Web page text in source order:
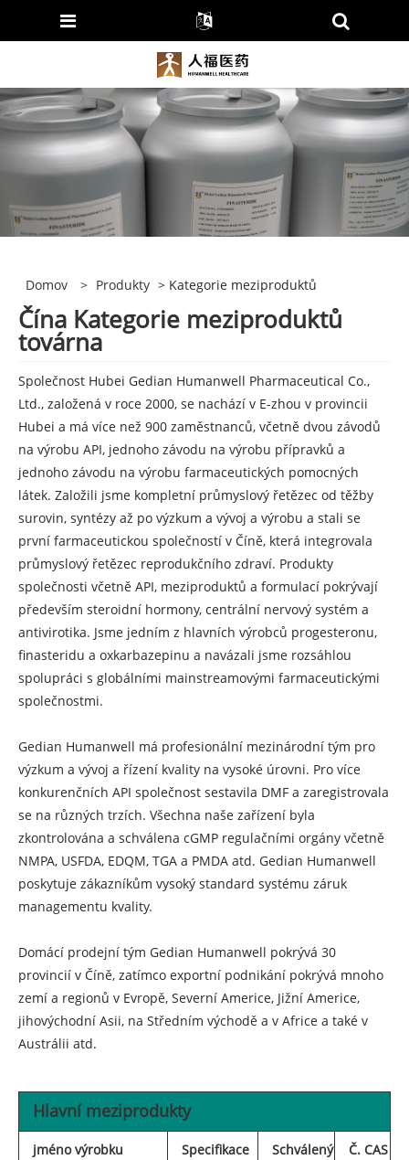
Domov > Produkty > Kategorie meziproduktů
Čína Kategorie meziproduktů
továrna
Společnost Hubei Gedian Humanwell Pharmaceutical Co.,
Ltd., založená v roce 2000, se nachází v E-zhou v provincii
Hubei a má více než 900 zaměstnanců, včetně dvou závodů
na výrobu API, jednoho závodu na výrobu přípravků a
jednoho závodu na výrobu farmaceutických pomocných
látek. Založili jsme kompletní průmyslový řetězec od těžby
surovin, syntézy až po výzkum a vývoj a výrobu a stali se
první farmaceutickou společností v Číně, která integrovala
průmyslový řetězec reprodukčního zdraví. Produkty
společnosti včetně API, meziproduktů a formulací pokrývají
především steroidní hormony, centrální nervový systém a
antivirotika. Jsme jedním z hlavních výrobců progesteronu,
finasteridu a oxkarbazepinu a navázali jsme rozsáhlou
spolupráci s globálními mainstreamovými farmaceutickými
společnostmi.
Gedian Humanwell má profesionální mezinárodní tým pro
výzkum a vývoj a řízení kvality na vysoké úrovni. Pro více
konkurenčních API společnost sestavila DMF a zaregistrovala
se na různých trzích. Všechna naše zařízení byla
zkontrolována a schválena cGMP regulačními orgány včetně
NMPA, USFDA, EDQM, TGA a PMDA atd. Gedian Humanwell
poskytuje zákazníkům vysoký standard systému záruk
managementu kvality.
Domácí prodejní tým Gedian Humanwell pokrývá 30
provincií v Číně, zatímco exportní podnikání pokrývá mnoho
zemí a regionů v Evropě, Severní Americe, Jižní Americe,
jihovýchodní Asii, na Středním východě a v Africe a také v
Austrálii atd.
Hlavní meziprodukty
jméno výrobku Specifikace Schválený Č. CAS